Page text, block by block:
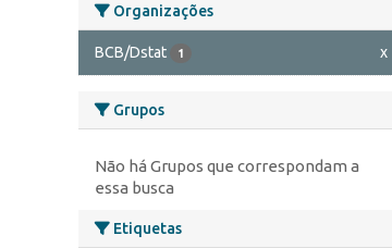
Organizações
BCB/Dstat 1 x
Grupos
Não há Grupos que correspondam a
essa busca
Etiquetas